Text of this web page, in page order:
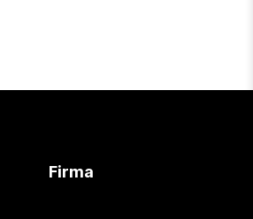
Firma